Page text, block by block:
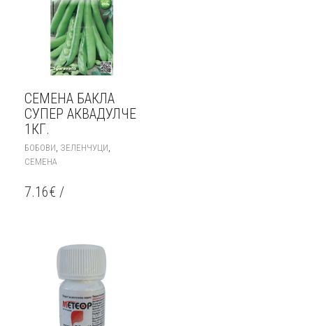
СЕМЕНА БАКЛА
СУПЕР АКВАДУЛЧЕ
1КГ.
БОБОВИ, ЗЕЛЕНЧУЦИ,
СЕМЕНА
7.16€ /